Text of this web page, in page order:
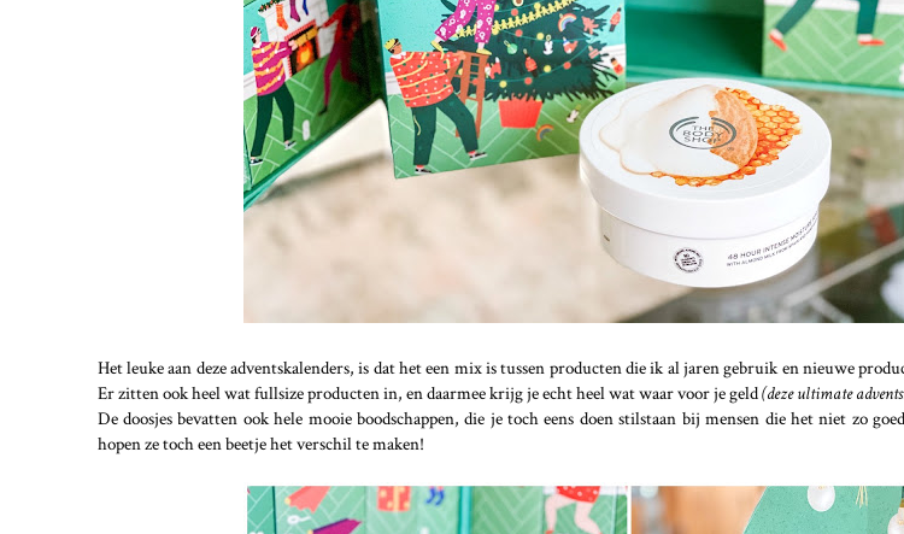
Het leuke aan deze adventskalenders, is dat het een mix is tussen producten die ik al jaren gebruik en nieuwe
Er zitten ook heel wat fullsize producten in, en daarmee krijg je echt heel wat waar voor je geld(deze ultimate
De doosjes bevatten ook hele mooie boodschappen, die je toch eens doen stilstaan bij mensen die het niet zo
hopen ze toch een beetje het verschil te maken!